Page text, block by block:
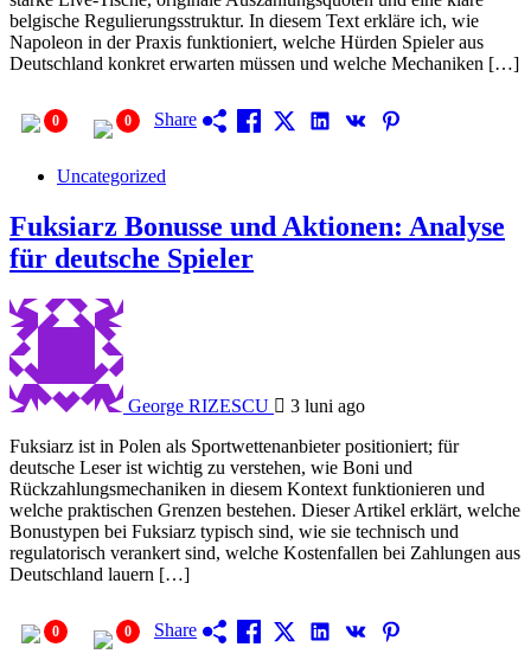
belgische Regulierungsstruktur. In diesem Text erkläre ich, wie
Napoleon in der Praxis funktioniert, welche Hürden Spieler aus
Deutschland konkret erwarten müssen und welche Mechaniken […]
0 0 Share
Uncategorized
Fuksiarz Bonusse und Aktionen: Analyse
für deutsche Spieler
George RIZESCU
3 luni ago
Fuksiarz ist in Polen als Sportwettenanbieter positioniert; für
deutsche Leser ist wichtig zu verstehen, wie Boni und
Rückzahlungsmechaniken in diesem Kontext funktionieren und
welche praktischen Grenzen bestehen. Dieser Artikel erklärt, welche
Bonustypen bei Fuksiarz typisch sind, wie sie technisch und
regulatorisch verankert sind, welche Kostenfallen bei Zahlungen aus
Deutschland lauern […]
0 0 Share